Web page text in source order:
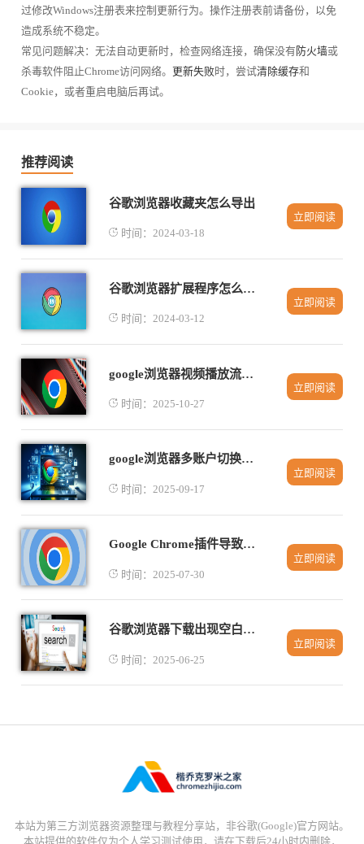
过修改Windows注册表来控制更新行为。操作注册表前请备份，以免
造成系统不稳定。
常见问题解决：无法自动更新时，检查网络连接，确保没有防火墙或
杀毒软件阻止Chrome访问网络。 更新失败时，尝试清除缓存和
Cookie，或者重启电脑后再试。
推荐阅读
谷歌浏览器收藏夹怎么导出
时间：2024-03-18
立即阅读
谷歌浏览器扩展程序怎么添加
时间：2024-03-12
立即阅读
google浏览器视频播放流畅优化教程
时间：2025-10-27
立即阅读
google浏览器多账户切换操作实践教程
时间：2025-09-17
立即阅读
Google Chrome插件导致标签页频繁重载怎么解决
时间：2025-07-30
立即阅读
谷歌浏览器下载出现空白提示页面如何修复
时间：2025-06-25
立即阅读
本站为第三方浏览器资源整理与教程分享站，非谷歌(Google)官方网站。
本站提供的软件仅为个人学习测试使用，请在下载后24小时内删除，